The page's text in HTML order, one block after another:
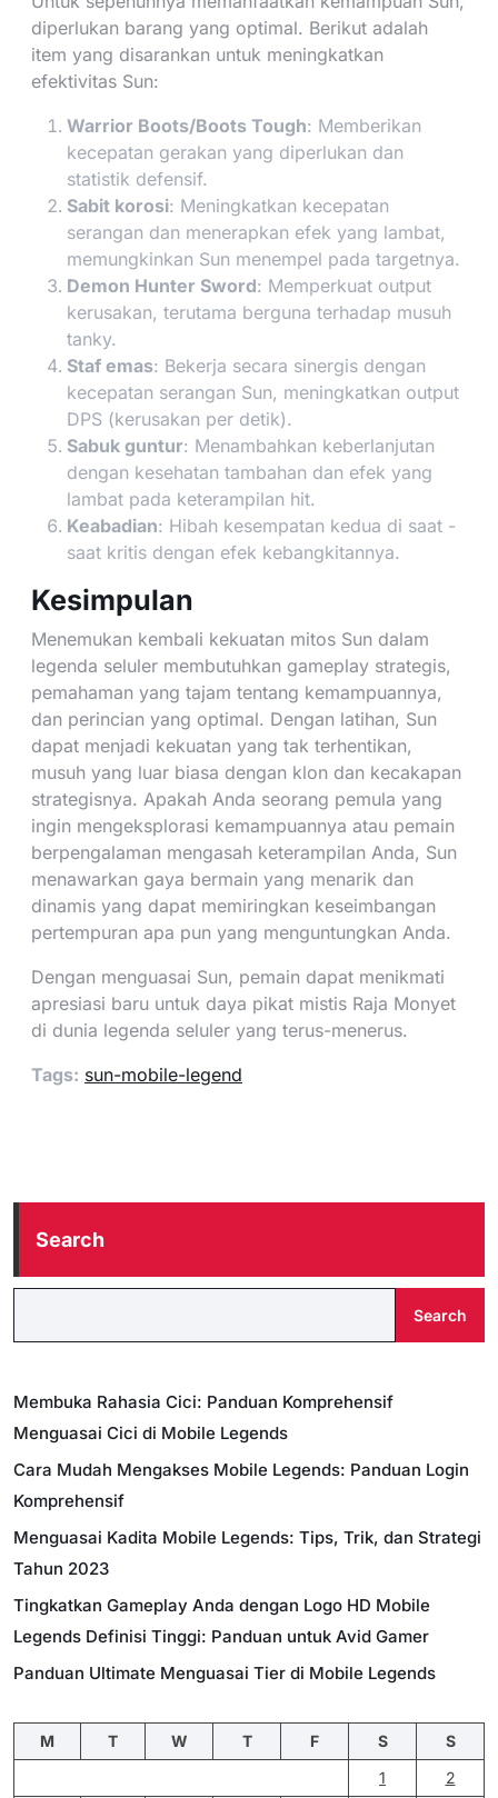
diperlukan barang yang optimal. Berikut adalah
item yang disarankan untuk meningkatkan
efektivitas Sun:
Warrior Boots/Boots Tough: Memberikan
kecepatan gerakan yang diperlukan dan
statistik defensif.
Sabit korosi: Meningkatkan kecepatan
serangan dan menerapkan efek yang lambat,
memungkinkan Sun menempel pada targetnya.
Demon Hunter Sword: Memperkuat output
kerusakan, terutama berguna terhadap musuh
tanky.
Staf emas: Bekerja secara sinergis dengan
kecepatan serangan Sun, meningkatkan output
DPS (kerusakan per detik).
Sabuk guntur: Menambahkan keberlanjutan
dengan kesehatan tambahan dan efek yang
lambat pada keterampilan hit.
Keabadian: Hibah kesempatan kedua di saat -
saat kritis dengan efek kebangkitannya.
Kesimpulan
Menemukan kembali kekuatan mitos Sun dalam
legenda seluler membutuhkan gameplay strategis,
pemahaman yang tajam tentang kemampuannya,
dan perincian yang optimal. Dengan latihan, Sun
dapat menjadi kekuatan yang tak terhentikan,
musuh yang luar biasa dengan klon dan kecakapan
strategisnya. Apakah Anda seorang pemula yang
ingin mengeksplorasi kemampuannya atau pemain
berpengalaman mengasah keterampilan Anda, Sun
menawarkan gaya bermain yang menarik dan
dinamis yang dapat memiringkan keseimbangan
pertempuran apa pun yang menguntungkan Anda.
Dengan menguasai Sun, pemain dapat menikmati
apresiasi baru untuk daya pikat mistis Raja Monyet
di dunia legenda seluler yang terus-menerus.
Tags: sun-mobile-legend
Search
Search
Membuka Rahasia Cici: Panduan Komprehensif
Menguasai Cici di Mobile Legends
Cara Mudah Mengakses Mobile Legends: Panduan Login
Komprehensif
Menguasai Kadita Mobile Legends: Tips, Trik, dan Strategi
Tahun 2023
Tingkatkan Gameplay Anda dengan Logo HD Mobile
Legends Definisi Tinggi: Panduan untuk Avid Gamer
Panduan Ultimate Menguasai Tier di Mobile Legends
M T W T F S
S
1
2